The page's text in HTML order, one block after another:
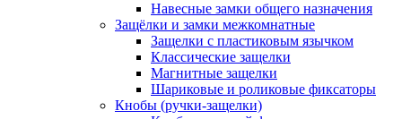
Навесные замки общего назначения
Защёлки и замки межкомнатные
Защелки с пластиковым язычком
Классические защелки
Магнитные защелки
Шариковые и роликовые фиксаторы
Кнобы (ручки-защелки)